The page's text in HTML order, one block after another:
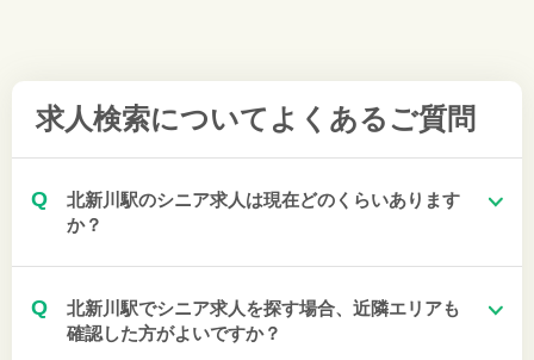
求人検索について よくあるご質問
Q
北新川駅のシニア求人は現在どのくらいあります
か？
Q
北新川駅でシニア求人を探す場合、近隣エリアも
確認した方がよいですか？